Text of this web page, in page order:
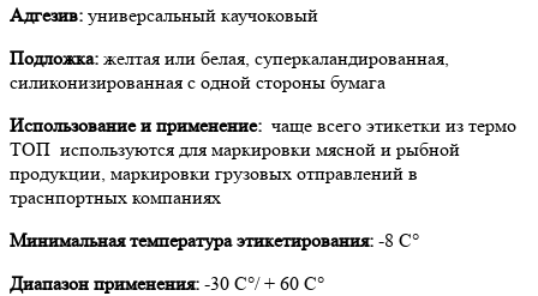
Адгезив: универсальный каучоковый
Подложка: желтая или белая, суперкаландированная,
силиконизированная с одной стороны бумага
Использование и применение: чаще всего этикетки из термо
ТОП используются для маркировки мясной и рыбной
продукции, маркировки грузовых отправлений в
траснпортных компаниях
Минимальная температура этикетирования: -8 С°
Диапазон применения: -30 С°/ + 60 С°